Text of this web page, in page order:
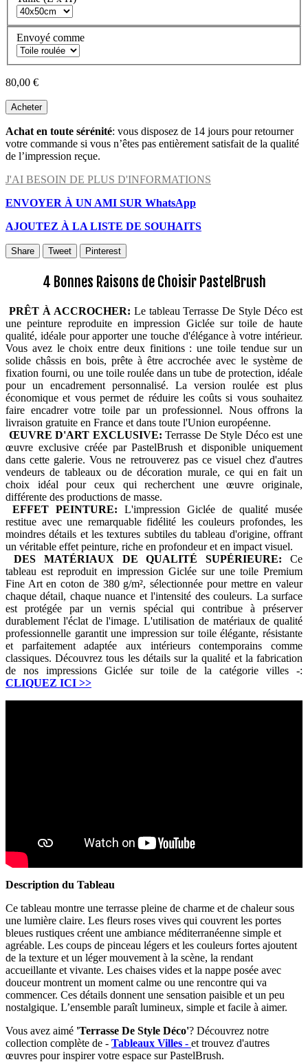
Envoyé comme
80,00 €
Acheter
Achat en toute sérénité: vous disposez de 14 jours pour retourner
votre commande si vous n’êtes pas entièrement satisfait de la qualité
de l’impression reçue.
J'AI BESOIN DE PLUS D'INFORMATIONS
ENVOYER À UN AMI SUR WhatsApp
AJOUTEZ À LA LISTE DE SOUHAITS
Share Tweet Pinterest
4 Bonnes Raisons de Choisir PastelBrush
PRÊT À ACCROCHER: Le tableau Terrasse De Style Déco est
une peinture reproduite en impression Giclée sur toile de haute
qualité, idéale pour apporter une touche d'élégance à votre intérieur.
Vous avez le choix entre deux finitions : une toile tendue sur un
solide châssis en bois, prête à être accrochée avec le système de
fixation fourni, ou une toile roulée dans un tube de protection, idéale
pour un encadrement personnalisé. La version roulée est plus
économique et vous permet de réduire les coûts si vous souhaitez
faire encadrer votre toile par un professionnel. Nous offrons la
livraison gratuite en France et dans toute l'Union européenne.
ŒUVRE D'ART EXCLUSIVE:Terrasse De Style Déco est une
œuvre exclusive créée par PastelBrush et disponible uniquement
dans cette galerie. Vous ne retrouverez pas ce visuel chez d'autres
vendeurs de tableaux ou de décoration murale, ce qui en fait un
choix idéal pour ceux qui recherchent une œuvre originale,
différente des productions de masse.
EFFET PEINTURE: L'impression Giclée de qualité musée
restitue avec une remarquable fidélité les couleurs profondes, les
moindres détails et les textures subtiles du tableau d'origine, offrant
un véritable effet peinture, riche en profondeur et en impact visuel.
DES MATÉRIAUX DE QUALITÉ SUPÉRIEURE: Ce
tableau est reproduit en impression Giclée sur une toile Premium
Fine Art en coton de 380 g/m², sélectionnée pour mettre en valeur
chaque détail, chaque nuance et l'intensité des couleurs. La surface
est protégée par un vernis spécial qui contribue à préserver
durablement l'éclat de l'image. L'utilisation de matériaux de qualité
professionnelle garantit une impression sur toile élégante, résistante
et parfaitement adaptée aux intérieurs contemporains comme
classiques. Découvrez tous les détails sur la qualité et la fabrication
de nos impressions Giclée sur toile de la catégorie villes -:
CLIQUEZ ICI >>
Description du Tableau
Ce tableau montre une terrasse pleine de charme et de chaleur sous
une lumière claire. Les fleurs roses vives qui couvrent les portes
bleues rustiques créent une ambiance méditerranéenne simple et
agréable. Les coups de pinceau légers et les couleurs fortes ajoutent
de la texture et un léger mouvement à la scène, la rendant
accueillante et vivante. Les chaises vides et la nappe posée avec
douceur montrent un moment calme ou une rencontre qui va
commencer. Ces détails donnent une sensation paisible et un peu
nostalgique. L’ensemble paraît lumineux, simple et facile à aimer.
Vous avez aimé 'Terrasse De Style Déco'? Découvrez notre
collection complète de - Tableaux Villes - et trouvez d'autres
œuvres pour inspirer votre espace sur PastelBrush.